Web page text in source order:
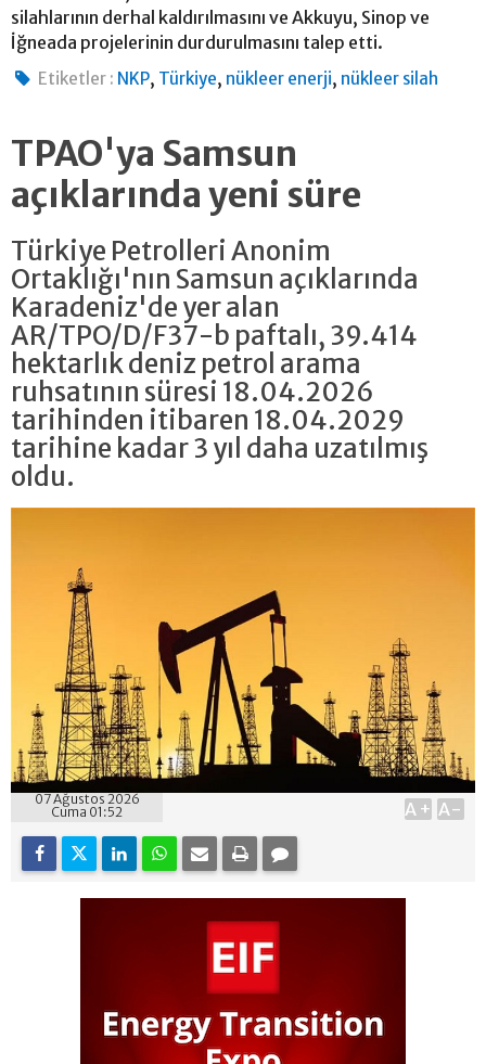
silahlarının derhal kaldırılmasını ve Akkuyu, Sinop ve
İğneada projelerinin durdurulmasını talep etti.
Etiketler : NKP, Türkiye, nükleer enerji, nükleer silah
TPAO'ya Samsun
açıklarında yeni süre
Türkiye Petrolleri Anonim
Ortaklığı'nın Samsun açıklarında
Karadeniz'de yer alan
AR/TPO/D/F37-b paftalı, 39.414
hektarlık deniz petrol arama
ruhsatının süresi 18.04.2026
tarihinden itibaren 18.04.2029
tarihine kadar 3 yıl daha uzatılmış
oldu.
07 Ağustos 2026
Cuma 01:52
A+ A-